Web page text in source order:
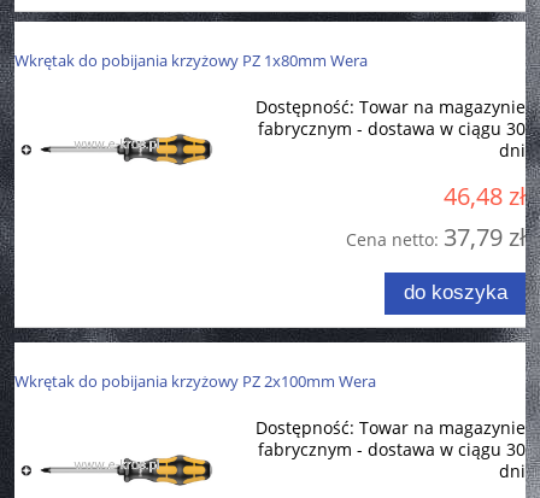
Wkrętak do pobijania krzyżowy PZ 1x80mm Wera
Dostępność: Towar na magazynie
fabrycznym - dostawa w ciągu 30
dni
46,48 zł
Cena netto: 37,79 zł
do koszyka
Wkrętak do pobijania krzyżowy PZ 2x100mm Wera
Dostępność: Towar na magazynie
fabrycznym - dostawa w ciągu 30
dni